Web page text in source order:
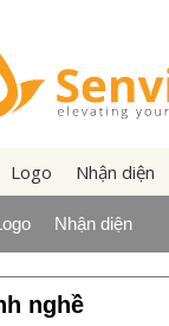
Logo Nhận diện
Nhận diện